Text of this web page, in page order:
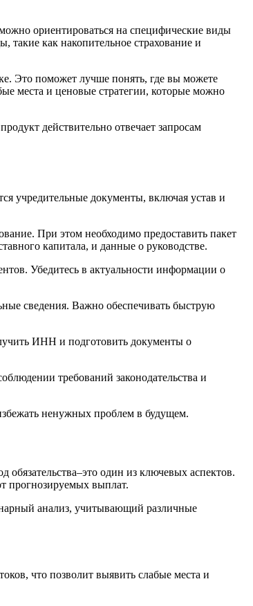
ориентироваться на специфические виды
как накопительное страхование и
Это поможет лучше понять, где вы можете
места и ценовые стратегии, которые можно
действительно отвечает запросам
учредительные документы, включая устав и
При этом необходимо предоставить пакет
капитала, и данные о руководстве.
Убедитесь в актуальности информации о
сведения. Важно обеспечивать быструю
ИНН и подготовить документы о
требований законодательства и
ненужных проблем в будущем.
один из ключевых аспектов.
прогнозируемых выплат.
анализ, учитывающий различные
что позволит выявить слабые места и